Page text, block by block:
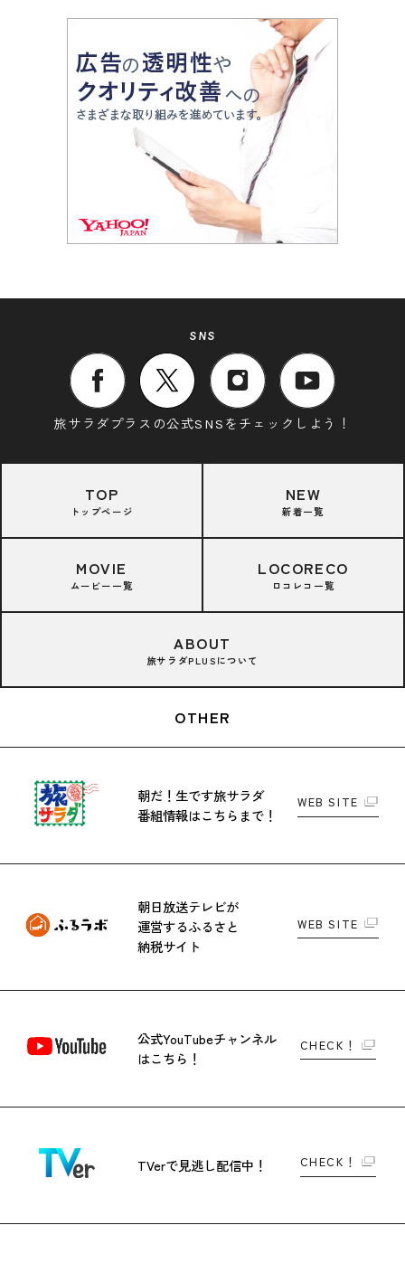
SNS
旅サラダプラスの公式SNSをチェックしよう！
TOP
トップページ
NEW
新着一覧
MOVIE
ムービー一覧
LOCORECO
ロコレコ一覧
ABOUT
旅サラダPLUSについて
OTHER
朝だ！生です旅サラダ
番組情報はこちらまで！
WEB SITE
朝日放送テレビが
運営するふるさと
納税サイト
WEB SITE
公式YouTubeチャンネル
はこちら！
CHECK！
TVerで見逃し配信中！ CHECK！